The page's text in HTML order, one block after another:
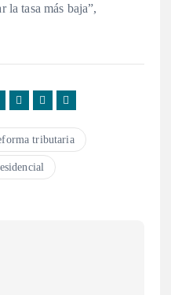
la tasa más baja”,
tributaria